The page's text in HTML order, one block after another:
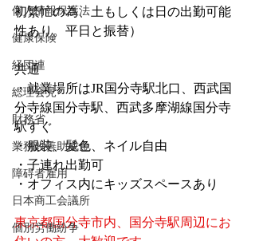
個人情報保護法
健康保険
経団連
総理会見
財務省
業務改善助成金
障碍者雇用
日本商工会議所
個別労働紛争
初繁忙の為、土もしくは日の出勤可能
性あり。平日と振替）
共通
・就業場所はJR国分寺駅北口、西武国
分寺線国分寺駅、西武多摩湖線国分寺
駅すぐ
・服装、髪色、ネイル自由
・子連れ出勤可
・オフィス内にキッズスペースあり
東京都国分寺市内、国分寺駅周辺にお